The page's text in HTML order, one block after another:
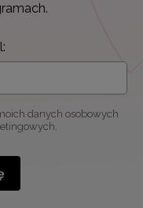
danych osobowych